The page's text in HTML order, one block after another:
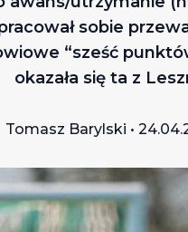
sobie
“sześć
okazała się ta z
Tomasz Barylski •